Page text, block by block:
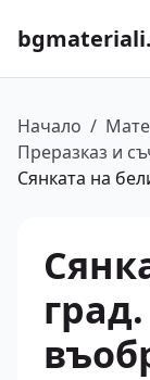
Начало /
Преразказ и
Сянката на